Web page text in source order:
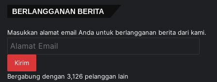
BERLANGGANAN BERITA
Masukkan alamat email Anda untuk berlangganan berita dari kami.
Alamat
Kirim
Bergabung dengan 3,126 pelanggan lain